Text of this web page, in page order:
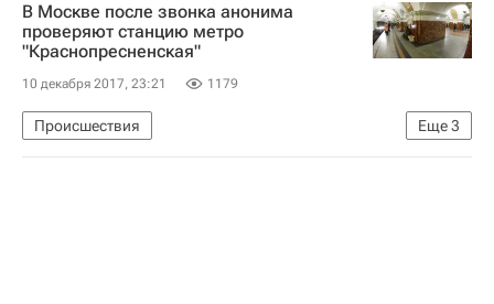
В Москве после звонка анонима
проверяют станцию метро
"Краснопресненская"
10 декабря 2017, 23:21 1179
Еще3
Происшествия
Массовые звонки о "минировании" зданий в России